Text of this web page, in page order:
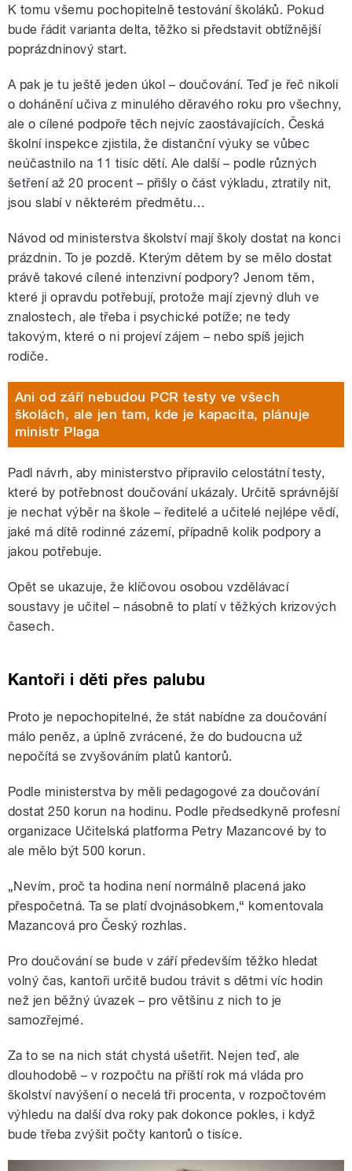
K tomu všemu pochopitelně testování školáků. Pokud
bude řádit varianta delta, těžko si představit obtížnější
poprázdninový start.
A pak je tu ještě jeden úkol – doučování. Teď je řeč nikoli
o dohánění učiva z minulého děravého roku pro všechny,
ale o cílené podpoře těch nejvíc zaostávajících. Česká
školní inspekce zjistila, že distanční výuky se vůbec
neúčastnilo na 11 tisíc dětí. Ale další – podle různých
šetření až 20 procent – přišly o část výkladu, ztratily nit,
jsou slabí v některém předmětu…
Návod od ministerstva školství mají školy dostat na konci
prázdnin. To je pozdě. Kterým dětem by se mělo dostat
právě takové cílené intenzivní podpory? Jenom těm,
které ji opravdu potřebují, protože mají zjevný dluh ve
znalostech, ale třeba i psychické potíže; ne tedy
takovým, které o ni projeví zájem – nebo spíš jejich
rodiče.
Ani od září nebudou PCR testy ve všech
školách, ale jen tam, kde je kapacita, plánuje
ministr Plaga
Padl návrh, aby ministerstvo připravilo celostátní testy,
které by potřebnost doučování ukázaly. Určitě správnější
je nechat výběr na škole – ředitelé a učitelé nejlépe vědí,
jaké má dítě rodinné zázemí, případně kolik podpory a
jakou potřebuje.
Opět se ukazuje, že klíčovou osobou vzdělávací
soustavy je učitel – násobně to platí v těžkých krizových
časech.
Kantoři i děti přes palubu
Proto je nepochopitelné, že stát nabídne za doučování
málo peněz, a úplně zvrácené, že do budoucna už
nepočítá se zvyšováním platů kantorů.
Podle ministerstva by měli pedagogové za doučování
dostat 250 korun na hodinu. Podle předsedkyně profesní
organizace Učitelská platforma Petry Mazancové by to
ale mělo být 500 korun.
„Nevím, proč ta hodina není normálně placená jako
přespočetná. Ta se platí dvojnásobkem,“ komentovala
Mazancová pro Český rozhlas.
Pro doučování se bude v září především těžko hledat
volný čas, kantoři určitě budou trávit s dětmi víc hodin
než jen běžný úvazek – pro většinu z nich to je
samozřejmé.
Za to se na nich stát chystá ušetřit. Nejen teď, ale
dlouhodobě – v rozpočtu na příští rok má vláda pro
školství navýšení o necelá tři procenta, v rozpočtovém
výhledu na další dva roky pak dokonce pokles, i když
bude třeba zvýšit počty kantorů o tisíce.